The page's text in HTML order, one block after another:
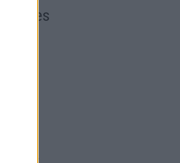
Archives
février 2026